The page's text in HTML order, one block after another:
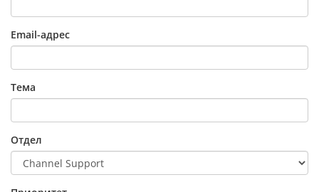
Email-адрес
Тема
Отдел